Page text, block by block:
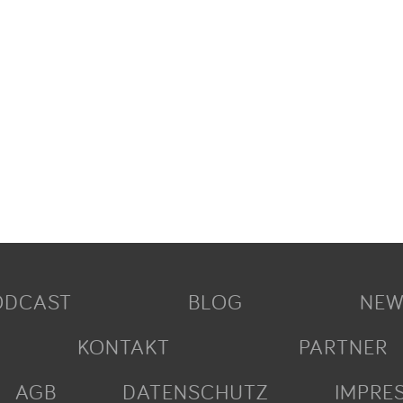
BLOG
KONTAKT
PARTNER
AGB
DATENSCHUTZ